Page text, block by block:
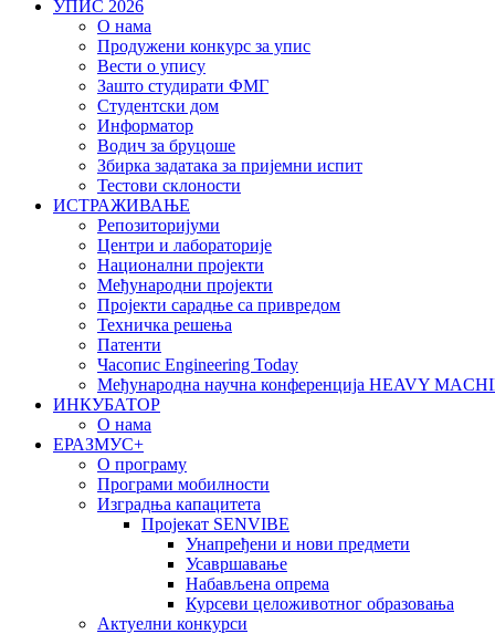
УПИС 2026
О нама
Продужени конкурс за упис
Вести о упису
Зашто студирати ФМГ
Студентски дом
Информатор
Водич за бруцоше
Збиркa задатака за пријемни испит
Тестови склоности
ИСТРАЖИВАЊЕ
Репозиторијуми
Центри и лабораторије
Национални пројекти
Међународни пројекти
Пројекти сарадње са привредом
Техничка решења
Патенти
Часопис Engineering Today
Међународна научна конференција HEAVY
ИНКУБАТОР
О нама
EРАЗМУС+
О програму
Програми мобилности
Изградња капацитета
Пројекат SENVIBE
Унапређени и нови предмети
Усавршавање
Набављена опрема
Курсеви целоживотног образовања
Актуелни конкурси